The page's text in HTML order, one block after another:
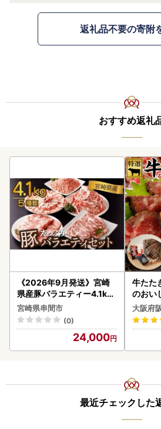
返礼品不要の寄附
おすすめ返礼
《2026年9月発送》宮崎
県産豚バラエティー4.1kg
セット_K033-057-2609
宮崎県串間市
(0)
24,000
牛たた
のおい
大阪府
最近チェックした